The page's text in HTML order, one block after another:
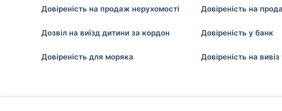
Довіреність на продаж нерухомості Довіреність на
Дозвіл на виїзд дитини за кордон Довіреність у банк
Довіреність для моряка Довіреність на